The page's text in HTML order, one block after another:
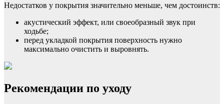
Недостатков у покрытия значительно меньше, чем достоинств:
акустический эффект, или своеобразный звук при
ходьбе;
перед укладкой покрытия поверхность нужно
максимально очистить и выровнять.
Рекомендации по уходу